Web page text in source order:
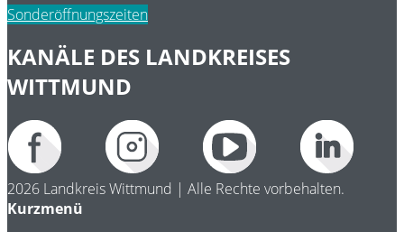
Sonderöffnungszeiten
KANÄLE DES LANDKREISES
WITTMUND
2026 Landkreis Wittmund | Alle Rechte vorbehalten.
Kurzmenü